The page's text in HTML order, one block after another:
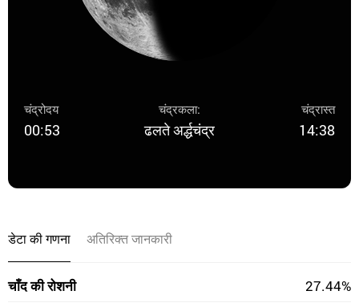
चंद्रोदय
00:53
चंद्रकला:
ढलते अर्द्धचंद्र
चंद्रास्त
14:38
डेटा की गणना अतिरिक्त जानकारी
चाँद की रोशनी
27.44%